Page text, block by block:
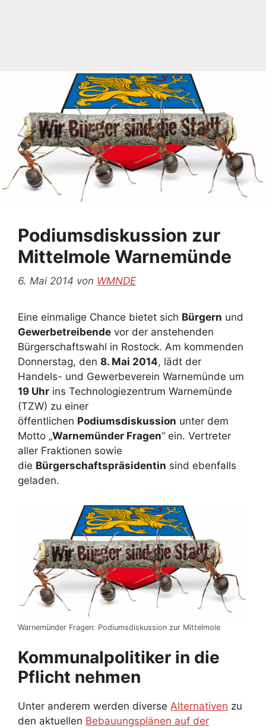
Podiumsdiskussion zur
Mittelmole Warnemünde
6. Mai 2014 von WMNDE
Eine einmalige Chance bietet sich Bürgern und
Gewerbetreibende vor der anstehenden
Bürgerschaftswahl in Rostock. Am kommenden
Donnerstag, den 8. Mai 2014, lädt der
Handels- und Gewerbeverein Warnemünde um
19 Uhr ins Technologiezentrum Warnemünde
(TZW) zu einer
öffentlichen Podiumsdiskussion unter dem
Motto „Warnemünder Fragen“ ein. Vertreter
aller Fraktionen sowie
die Bürgerschaftspräsidentin sind ebenfalls
geladen.
Warnemünder Fragen: Podiumsdiskussion zur Mittelmole
Kommunalpolitiker in die
Pflicht nehmen
Unter anderem werden diverse Alternativen zu
den aktuellen Bebauungsplänen auf der